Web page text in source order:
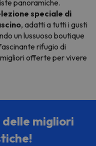
panoramiche.
speciale di
, adatti a tutti i gusti
un lussuoso boutique
rifugio di
offerte per vivere
migliori